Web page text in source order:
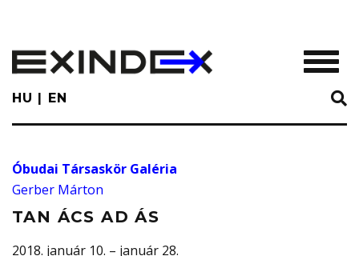
main
content
HU EN
Óbudai Társaskör Galéria
Gerber Márton
TAN ÁCS AD ÁS
2018. január 10. – január 28.